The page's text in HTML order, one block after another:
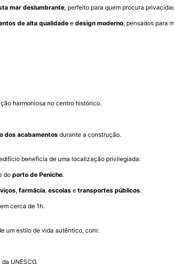
mar deslumbrante, perfeito para quem procura
de alta qualidade e design moderno, pensados para
harmoniosa no centro histórico.
dos acabamentos durante a construção.
beneficia de uma localização privilegiada:
do porto de Peniche.
, farmácia, escolas e transportes públicos.
cerca de 1h.
um estilo de vida autêntico, com:
UNESCO.